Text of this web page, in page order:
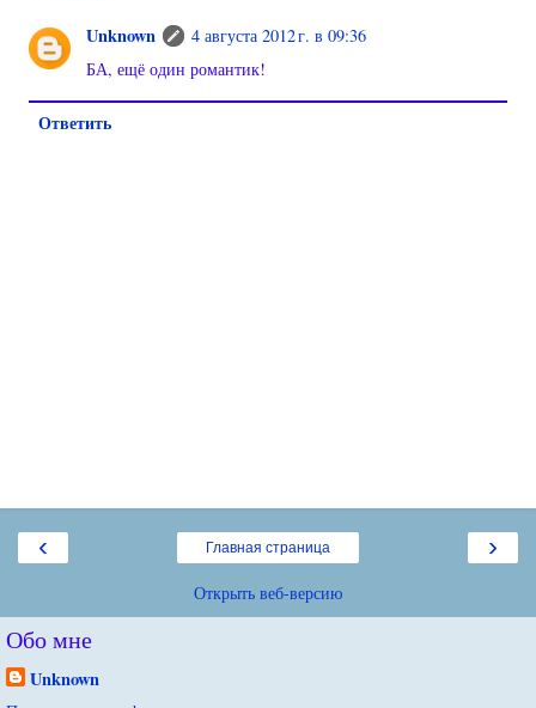
Unknown
4 августа 2012 г. в 09:36
БА, ещё один романтик!
Ответить
‹ ›
Главная страница
Открыть веб-версию
Обо мне
Unknown